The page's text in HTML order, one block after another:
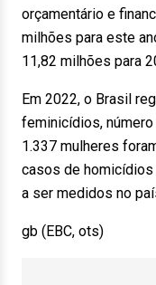
orçamentário e
milhões para este
11,82 milhões para
Em 2022, o Brasil
feminicídios,
1.337 mulheres
casos de
a ser medidos no
gb (EBC, ots)